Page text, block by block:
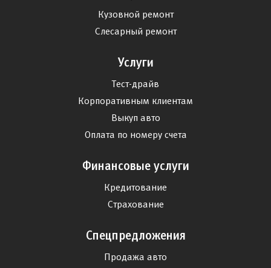
Кузовной ремонт
Слесарный ремонт
Услуги
Тест-драйв
Корпоративным клиентам
Выкуп авто
Оплата по номеру счета
Финансовые услуги
Кредитование
Страхование
Спецпредложения
Продажа авто